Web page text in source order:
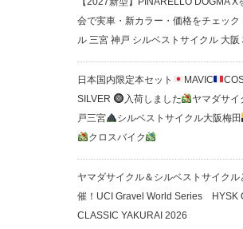
会で実車・新カラー・価格をチェック
ル 三宮 神戸 シルベストサイクル 大阪
日本国内限定本セット MAVIC
SILVER
入荷しました
ヤマダサイ
戸三宮
シルベストサイクル大阪梅田
クロスバイク
ヤマダサイクル＆シルベストサイクル
催！UCI Gravel World Series HYSK
CLASSIC YAKURAI 2026